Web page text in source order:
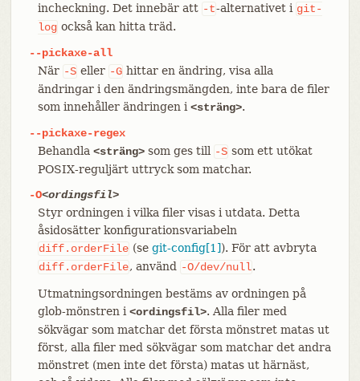
incheckning. Det innebär att -t-alternativet i git-
log också kan hitta träd.
--pickaxe-all
När -S eller -G hittar en ändring, visa alla
ändringar i den ändringsmängden, inte bara de filer
som innehåller ändringen i <sträng>.
--pickaxe-regex
Behandla <sträng>som ges till -S som ett utökat
POSIX-reguljärt uttryck som matchar.
-O<ordingsfil>
Styr ordningen i vilka filer visas i utdata. Detta
åsidosätter konfigurationsvariabeln
diff.orderFile (se git-config[1]). För att avbryta
diff.orderFile, använd -O/dev/null.
Utmatningsordningen bestäms av ordningen på
glob-mönstren i <ordingsfil>. Alla filer med
sökvägar som matchar det första mönstret matas ut
först, alla filer med sökvägar som matchar det andra
mönstret (men inte det första) matas ut härnäst,